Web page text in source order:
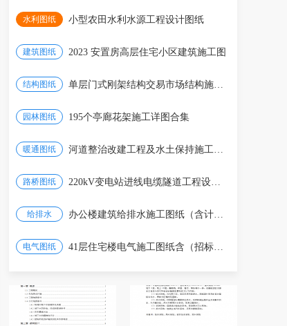
水利图纸 小型农田水利水源工程设计图纸
建筑图纸 2023 安置房高层住宅小区建筑施工图
结构图纸 单层门式刚架结构交易市场结构施工图（含清单、招
园林图纸 195个亭廊花架施工详图合集
暖通图纸 河道整治改建工程及水土保持施工方案
路桥图纸 220kV变电站进线电缆隧道工程设计图纸（含工程量
给排水 办公楼建筑给排水施工图纸（含计算书、PDF版本）
电气图纸 41层住宅楼电气施工图纸含（招标文件）